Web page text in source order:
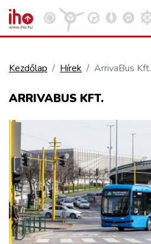
KÖZÚT
REPÜLÉS
KÖZLEKEDÉSFEJLESZTÉS
ELLÁTÁSI LÁNC
Kezdőlap Hírek ArrivaBus Kft.
ARRIVABUS KFT.